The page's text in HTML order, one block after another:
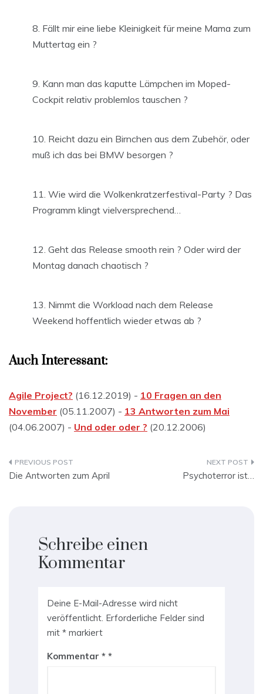
Fällt mir eine liebe Kleinigkeit für meine Mama zum
Muttertag ein ?
Kann man das kaputte Lämpchen im Moped-
Cockpit relativ problemlos tauschen ?
Reicht dazu ein Birnchen aus dem Zubehör, oder
muß ich das bei BMW besorgen ?
Wie wird die Wolkenkratzerfestival-Party ? Das
Programm klingt vielversprechend…
Geht das Release smooth rein ? Oder wird der
Montag danach chaotisch ?
Nimmt die Workload nach dem Release
Weekend hoffentlich wieder etwas ab ?
Auch Interessant:
Agile Project? (16.12.2019) - 10 Fragen an den
November (05.11.2007) - 13 Antworten zum Mai
(04.06.2007) - Und oder oder ? (20.12.2006)
Beitragsnavigation
Die Antworten zum April Psychoterror ist…
Schreibe einen
Kommentar
Deine E-Mail-Adresse wird nicht
veröffentlicht. Erforderliche Felder sind
mit * markiert
Kommentar *